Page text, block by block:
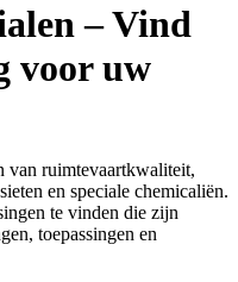
– Vind
voor uw
van ruimtevaartkwaliteit,
en speciale chemicaliën.
te vinden die zijn
toepassingen en